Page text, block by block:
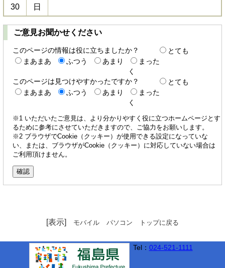
30 日
ご意見お聞かせください
このページの情報は役に立ちましたか？
とても
まあまあ
ふつう あまり
まった
く
このページは見つけやすかったですか？
とても
まあまあ
ふつう あまり
まった
く
※1 いただいたご意見は、より分かりやすく役に立つホームページとす
るために参考にさせていただきますので、ご協力をお願いします。
※2 ブラウザでCookie（クッキー）が使用できる設定になっていな
い、または、ブラウザがCookie（クッキー）に対応していない場合は
ご利用頂けません。
[表示] モバイル パソコン トップに戻る
Tel： 024-521-1111